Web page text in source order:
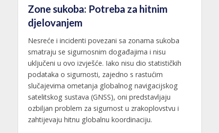
Zone sukoba: Potreba za hitnim
djelovanjem
Nesreće i incidenti povezani sa zonama sukoba
smatraju se sigurnosnim događajima i nisu
uključeni u ovo izvješće. Iako nisu dio statističkih
podataka o sigurnosti, zajedno s rastućim
slučajevima ometanja globalnog navigacijskog
satelitskog sustava (GNSS), oni predstavljaju
ozbiljan problem za sigurnost u zrakoplovstvu i
zahtijevaju hitnu globalnu koordinaciju.